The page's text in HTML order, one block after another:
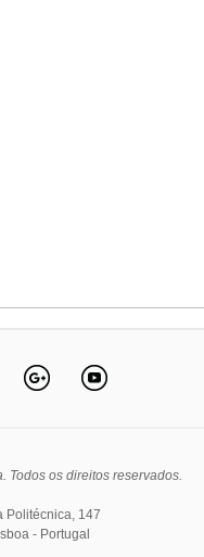
Todos os direitos reservados.
Politécnica, 147
- Portugal